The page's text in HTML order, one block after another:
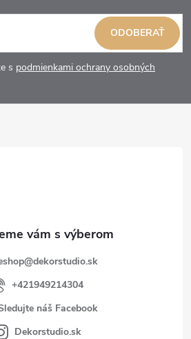
s podmienkami ochrany osobných
ODOBERAŤ
@dekorstudio.sk
+421949214304
náš Facebook
Dekorstudio.sk